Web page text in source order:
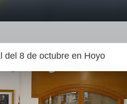
del 8 de octubre en Hoyo